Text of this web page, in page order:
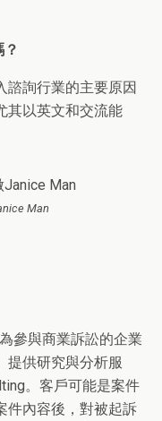
諮詢行業的主要原因
其以英文和交流能
Man
參與商業訴訟的企業
提供研究與分析服
。客戶可能是案件
件內容後，對被起訴